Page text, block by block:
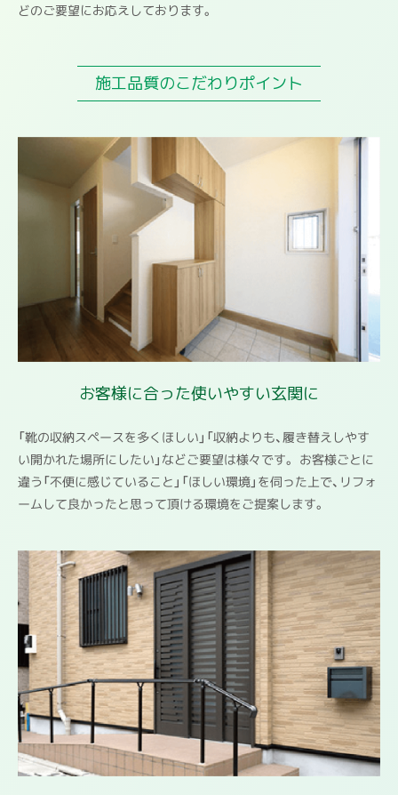
どのご要望にお応えしております。
施工品質のこだわりポイント
お客様に合った使いやすい玄関に
「靴の収納スペースを多くほしい」「収納よりも、履き替えしやす
い開かれた場所にしたい」などご要望は様々です。 お客様ごとに
違う「不便に感じていること」「ほしい環境」を伺った上で、リフォ
ームして良かったと思って頂ける環境をご提案します。